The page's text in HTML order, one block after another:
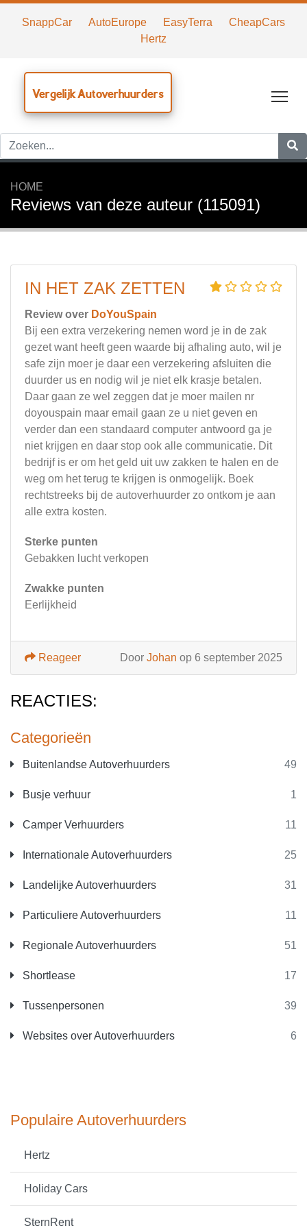
SnappCar AutoEurope EasyTerra
CheapCars
Hertz
Vergelijk Autoverhuurders
HOME
Reviews van deze auteur (115091)
Categorieën
Buitenlandse Autoverhuurders 49
Busje verhuur 1
Camper Verhuurders 11
Internationale Autoverhuurders 25
Landelijke Autoverhuurders 31
Particuliere Autoverhuurders 11
Regionale Autoverhuurders 51
Shortlease 17
Tussenpersonen 39
Websites over Autoverhuurders 6
Populaire Autoverhuurders
Hertz
Holiday Cars
SternRent
IN HET ZAK ZETTEN
Review over DoYouSpain
Bij een extra verzekering nemen word je in de zak
gezet want heeft geen waarde bij afhaling auto, wil je
safe zijn moer je daar een verzekering afsluiten die
duurder us en nodig wil je niet elk krasje betalen.
Daar gaan ze wel zeggen dat je moer mailen nr
doyouspain maar email gaan ze u niet geven en
verder dan een standaard computer antwoord ga je
niet krijgen en daar stop ook alle communicatie. Dit
bedrijf is er om het geld uit uw zakken te halen en de
weg om het terug te krijgen is onmogelijk. Boek
rechtstreeks bij de autoverhuurder zo ontkom je aan
alle extra kosten.
Sterke punten
Gebakken lucht verkopen
Zwakke punten
Eerlijkheid
Door Johan op 6 september 2025
Reageer
REACTIES: